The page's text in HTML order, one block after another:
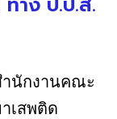
ำนักงานคณะ
เสพติด